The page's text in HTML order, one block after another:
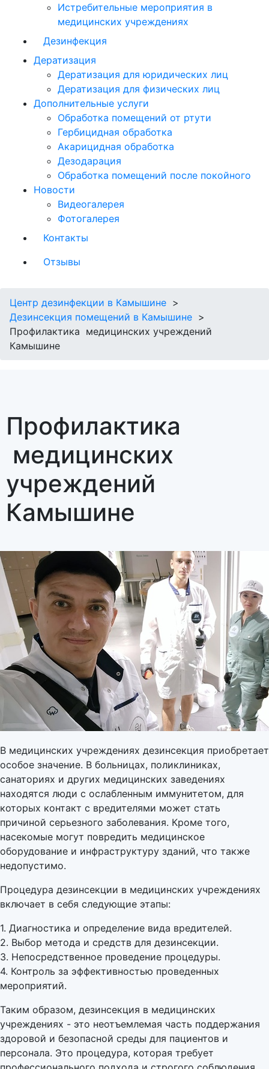
Истребительные мероприятия в
медицинских учреждениях
Дезинфекция
Дератизация
Дератизация для юридических лиц
Дератизация для физических лиц
Дополнительные услуги
Обработка помещений от ртути
Гербицидная обработка
Акарицидная обработка
Дезодарация
Обработка помещений после покойного
Новости
Видеогалерея
Фотогалерея
Контакты
Отзывы
Центр дезинфекции в Камышине
Дезинсекция помещений в Камышине
Профилактика медицинских учреждений
Камышине
Профилактика
медицинских
учреждений
Камышине
В медицинских учреждениях дезинсекция приобретает
особое значение. В больницах, поликлиниках,
санаториях и других медицинских заведениях
находятся люди с ослабленным иммунитетом, для
которых контакт с вредителями может стать
причиной серьезного заболевания. Кроме того,
насекомые могут повредить медицинское
оборудование и инфраструктуру зданий, что также
недопустимо.
Процедура дезинсекции в медицинских учреждениях
включает в себя следующие этапы:
1. Диагностика и определение вида вредителей.
2. Выбор метода и средств для дезинсекции.
3. Непосредственное проведение процедуры.
4. Контроль за эффективностью проведенных
мероприятий.
Таким образом, дезинсекция в медицинских
учреждениях - это неотъемлемая часть поддержания
здоровой и безопасной среды для пациентов и
персонала. Это процедура, которая требует